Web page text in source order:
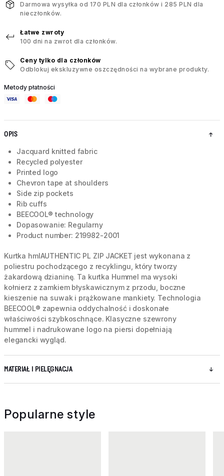
Darmowa wysyłka od 170 PLN dla członków i 285 PLN dla
nieczłonków.
Łatwe zwroty
100 dni na zwrot dla członków.
Ceny tylko dla członków
Odblokuj ekskluzywne oszczędności na wybrane produkty.
Metody płatności
OPIS
Jacquard knitted fabric
Recycled polyester
Printed logo
Chevron tape at shoulders
Side zip pockets
Rib cuffs
BEECOOL® technology
Dopasowanie: Regularny
Product number: 219982-2001
Kurtka hmlAUTHENTIC PL ZIP JACKET jest wykonana z
poliestru pochodzącego z recyklingu, który tworzy
żakardową dzianinę. Ta kurtka Hummel ma wysoki
kołnierz z zamkiem błyskawicznym z przodu, boczne
kieszenie na suwak i prążkowane mankiety. Technologia
BEECOOL® zapewnia oddychalność i doskonałe
właściwości szybkoschnące. Klasyczne szewrony
hummel i nadrukowane logo na piersi dopełniają
elegancki wygląd.
MATERIAŁ I PIELĘGNACJA
Popularne style